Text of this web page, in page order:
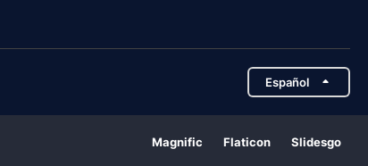
Español
Magnific Flaticon Slidesgo